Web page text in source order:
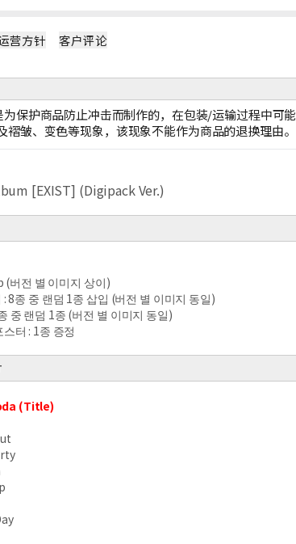
营方针 客户评论
为保护商品防止冲击而制作的，在包装/运输过程中可能
褶皱、变色等现象，该现象不能作为商品的退换理由。
[EXIST] (Digipack Ver.)
(버전 별 이미지 상이)
8종 중 랜덤 1종 삽입 (버전 별 이미지 동일)
중 랜덤 1종 (버전 별 이미지 동일)
터 : 1종 증정
(Title)